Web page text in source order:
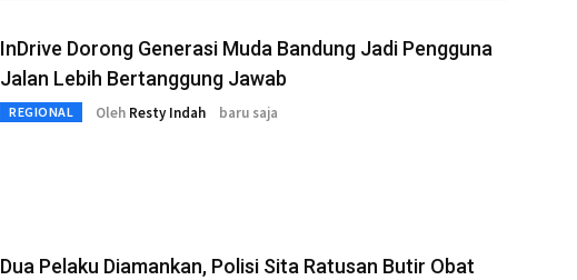
InDrive Dorong Generasi Muda Bandung Jadi Pengguna
Jalan Lebih Bertanggung Jawab
REGIONAL Oleh Resty Indah baru saja
Dua Pelaku Diamankan, Polisi Sita Ratusan Butir Obat